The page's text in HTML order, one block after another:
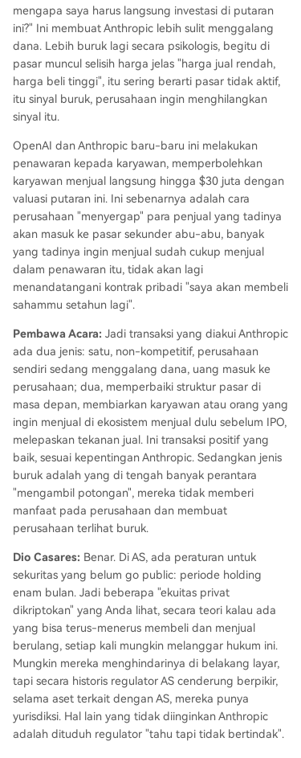
mengapa saya harus langsung investasi di putaran
ini?" Ini membuat Anthropic lebih sulit menggalang
dana. Lebih buruk lagi secara psikologis, begitu di
pasar muncul selisih harga jelas "harga jual rendah,
harga beli tinggi", itu sering berarti pasar tidak aktif,
itu sinyal buruk, perusahaan ingin menghilangkan
sinyal itu.
OpenAI dan Anthropic baru-baru ini melakukan
penawaran kepada karyawan, memperbolehkan
karyawan menjual langsung hingga $30 juta dengan
valuasi putaran ini. Ini sebenarnya adalah cara
perusahaan "menyergap" para penjual yang tadinya
akan masuk ke pasar sekunder abu-abu, banyak
yang tadinya ingin menjual sudah cukup menjual
dalam penawaran itu, tidak akan lagi
menandatangani kontrak pribadi "saya akan membeli
sahammu setahun lagi".
Pembawa Acara: Jadi transaksi yang diakui Anthropic
ada dua jenis: satu, non-kompetitif, perusahaan
sendiri sedang menggalang dana, uang masuk ke
perusahaan; dua, memperbaiki struktur pasar di
masa depan, membiarkan karyawan atau orang yang
ingin menjual di ekosistem menjual dulu sebelum IPO,
melepaskan tekanan jual. Ini transaksi positif yang
baik, sesuai kepentingan Anthropic. Sedangkan jenis
buruk adalah yang di tengah banyak perantara
"mengambil potongan", mereka tidak memberi
manfaat pada perusahaan dan membuat
perusahaan terlihat buruk.
Dio Casares: Benar. Di AS, ada peraturan untuk
sekuritas yang belum go public: periode holding
enam bulan. Jadi beberapa "ekuitas privat
dikriptokan" yang Anda lihat, secara teori kalau ada
yang bisa terus-menerus membeli dan menjual
berulang, setiap kali mungkin melanggar hukum ini.
Mungkin mereka menghindarinya di belakang layar,
tapi secara historis regulator AS cenderung berpikir,
selama aset terkait dengan AS, mereka punya
yurisdiksi. Hal lain yang tidak diinginkan Anthropic
adalah dituduh regulator "tahu tapi tidak bertindak".